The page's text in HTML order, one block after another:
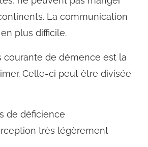
La communication
plus difficile.
courante de démence est la
Celle-ci peut être divisée
de déficience
très légèrement